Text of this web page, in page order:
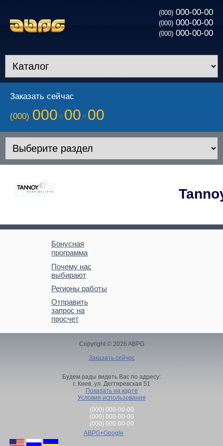
(000) 000-00-00
(000) 000-00-00
(000) 000-00-00
Заказать сейчас
(000) 000 00 00
Бонусная
программа
Почему нас
выбирают
Регионы работы
Отправить
запрос на
просчет
Copyright © 2026 ABPG
Заказать сейчас
Будем рады видеть Вас по адресу:
г. Киев, ул. Дегтяревская 51
Показать на карте
Условия использования
(000) 000-00-00
(000) 000-00-00
(000) 000-00-00
ABPG+Google